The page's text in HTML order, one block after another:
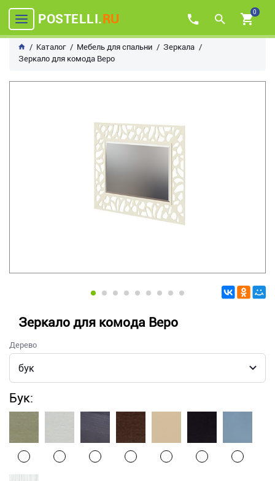
POSTELLI.RU 0
Каталог Мебель для спальни
Зеркала
Зеркало для комода Веро
Зеркало для комода Веро
Дерево
Бук: